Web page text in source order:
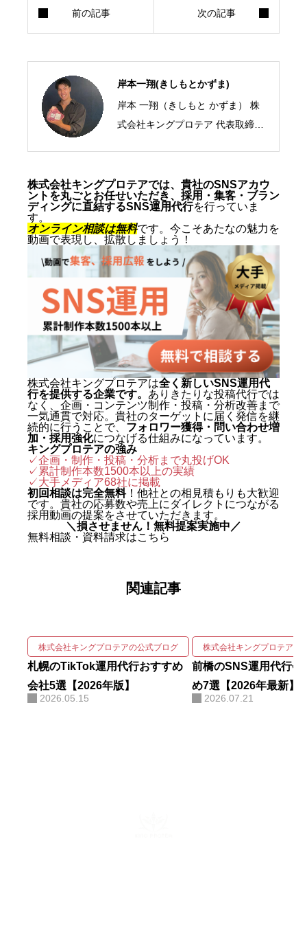
岸本一翔(きしもとかずま)
岸本 一翔（きしもと かずま） 株
式会社キングプロテア 代表取締役
市生まれ。10代からSNSマーケテ
ィングの最前線に立ち、ショート
動画を軸にした集客・ブランディ
ングを専門とする。SNS運用代行
およびショート動画制作では累計
1,500本以上を手がけ、再生され
る動画の型と、フォロワーを「指
名・来店・売上」へ変える設計に
定評がある。 キャリアの原点は、
札幌でも有数のAI先進企業・株式
会社エグゼクティブマーケティン
グジャパン。執行役員を2年間務
め、AIO対策（AI検索最適化）を
はじめとする最先端のAIマーケテ
ィングを実戦の現場で体得した。
2024年に株式会社キングプロテア
を創業。 実績は数字で裏づけられ
ている。SNS運用代行事業では、
自社アカウントを「札幌 SNS運用
gleニュースをはじめ大手メディア
画・撮影・編集・運用をワンスト
ップで回しながら、そこにAIを掛
け合わせて成果を伸ばす実装力に
ある。AIコンサルティング・AI研
株式会社キングプロテアでは、貴社のSNSアカウ
ントを丸ごとお任せいただき、採用・集客・ブラン
ディングに直結するSNS運用代行を行っていま
す。
オンライン相談は無料です。今こそあたなの魅力を
動画で表現し、拡散しましょう！
株式会社キングプロテアは全く新しいSNS運用代
行を提供する企業です。 ありきたりな投稿代行では
なく、企画・コンテンツ制作・投稿・分析改善まで
一気通貫で対応。貴社のターゲットに届く発信を継
続的に行うことで、 フォロワー獲得・問い合わせ増
加・採用強化につなげる仕組みになっています。
キングプロテアの強み
✓企画・制作・投稿・分析まで丸投げOK
✓累計制作本数1500本以上の実績
✓大手メディア68社に掲載
初回相談は完全無料！他社との相見積もりも大歓迎
です。貴社の応募数や売上にダイレクトにつながる
採用動画の提案をさせていただきます。
＼損させません！無料提案実施中／
無料相談・資料請求はこちら
関連記事
株式会社キングプロテアの公式ブログ
札幌のTikTok運用代行おすすめ
会社5選【2026年版】
2026.05.15
株式会社キングプロテアの
前橋のSNS運用代行会
め7選【2026年最新】
2026.07.21